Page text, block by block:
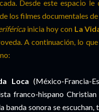
Desde este espacio
los filmes documentales
inicia hoy con La
A continuación, lo
Loca (México-Francia-
franco-hispano
banda sonora se